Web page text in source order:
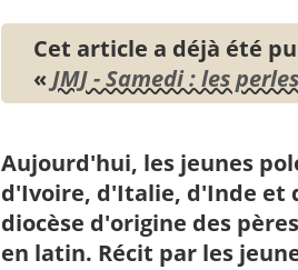
Cet article a déjà été
«JMJ - Samedi : les
Aujourd'hui, les jeunes
d'Ivoire, d'Italie, d'Inde et
diocèse d'origine des
en latin. Récit par les